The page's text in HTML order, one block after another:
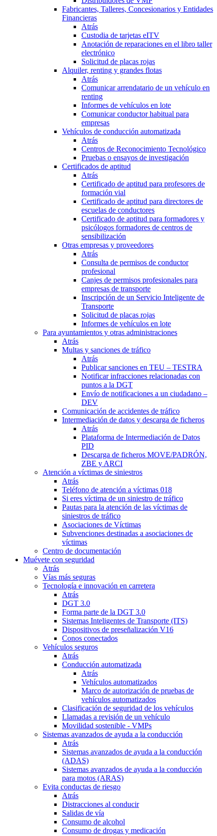
Fabricantes, Talleres, Concesionarios y Entidades
Financieras
Atrás
Custodia de tarjetas eITV
Anotación de reparaciones en el libro taller
electrónico
Solicitud de placas rojas
Alquiler, renting y grandes flotas
Atrás
Comunicar arrendatario de un vehículo en
renting
Informes de vehículos en lote
Comunicar conductor habitual para
empresas
Vehículos de conducción automatizada
Atrás
Centros de Reconocimiento Tecnológico
Pruebas o ensayos de investigación
Certificados de aptitud
Atrás
Certificado de aptitud para profesores de
formación vial
Certificado de aptitud para directores de
escuelas de conductores
Certificado de aptitud para formadores y
psicólogos formadores de centros de
sensibilización
Otras empresas y proveedores
Atrás
Consulta de permisos de conductor
profesional
Canjes de permisos profesionales para
empresas de transporte
Inscripción de un Servicio Inteligente de
Transporte
Solicitud de placas rojas
Informes de vehículos en lote
Para ayuntamientos y otras administraciones
Atrás
Multas y sanciones de tráfico
Atrás
Publicar sanciones en TEU – TESTRA
Notificar infracciones relacionadas con
puntos a la DGT
Envío de notificaciones a un ciudadano –
DEV
Comunicación de accidentes de tráfico
Intermediación de datos y descarga de ficheros
Atrás
Plataforma de Intermediación de Datos
PID
Descarga de ficheros MOVE/PADRÓN,
ZBE y ARCI
Atención a víctimas de siniestros
Atrás
Teléfono de atención a víctimas 018
Si eres víctima de un siniestro de tráfico
Pautas para la atención de las víctimas de
siniestros de tráfico
Asociaciones de Víctimas
Subvenciones destinadas a asociaciones de
víctimas
Centro de documentación
Muévete con seguridad
Atrás
Vías más seguras
Tecnología e innovación en carretera
Atrás
DGT 3.0
Forma parte de la DGT 3.0
Sistemas Inteligentes de Transporte (ITS)
Dispositivos de preseñalización V16
Conos conectados
Vehículos seguros
Atrás
Conducción automatizada
Atrás
Vehículos automatizados
Marco de autorización de pruebas de
vehículos automatizados
Clasificación de seguridad de los vehículos
Llamadas a revisión de un vehículo
Movilidad sostenible - VMPs
Sistemas avanzados de ayuda a la conducción
Atrás
Sistemas avanzados de ayuda a la conducción
(ADAS)
Sistemas avanzados de ayuda a la conducción
para motos (ARAS)
Evita conductas de riesgo
Atrás
Distracciones al conducir
Salidas de vía
Consumo de alcohol
Consumo de drogas y medicación